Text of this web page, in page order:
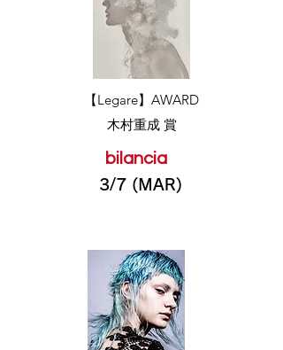
​【Legare】AWARD
木村重成 賞
bilancia
3/7 (MAR)